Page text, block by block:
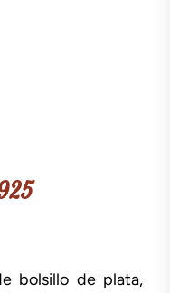
bolsillo de plata,